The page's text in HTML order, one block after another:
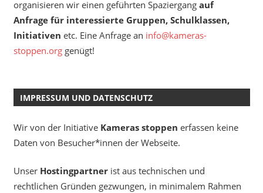
organisieren wir einen geführten Spaziergang auf
Anfrage für interessierte Gruppen, Schulklassen,
Initiativen etc. Eine Anfrage an info@kameras-
stoppen.orggenügt!
IMPRESSUM UND DATENSCHUTZ
Wir von der Initiative Kameras stoppen erfassen keine
Daten von Besucher*innen der Webseite.
Unser Hostingpartnerist aus technischen und
rechtlichen Gründen gezwungen, in minimalem Rahmen